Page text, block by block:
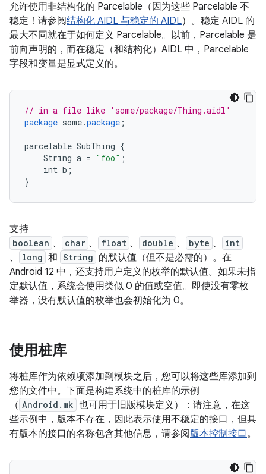
允许使用非结构化的 Parcelable（因为这些 Parcelable 不
稳定！请参阅结构化 AIDL 与稳定的 AIDL）。稳定 AIDL 的
最大不同就在于如何定义 Parcelable。以前，Parcelable 是
前向声明的，而在稳定（和结构化）AIDL 中，Parcelable
字段和变量是显式定义的。
// in a file like 'some/package/Thing.aidl'
package some.package ;
parcelable SubThing {
String a = "foo" ;
int b ;
}
支持
boolean 、 char 、 float 、 double 、 byte 、 int
、 long 和 String 的默认值（但不是必需的）。在
Android 12 中，还支持用户定义的枚举的默认值。如果未指
定默认值，系统会使用类似 0 的值或空值。即使没有零枚
举器，没有默认值的枚举也会初始化为 0。
使用桩库
将桩库作为依赖项添加到模块之后，您可以将这些库添加到
您的文件中。下面是构建系统中的桩库的示例
（ Android.mk 也可用于旧版模块定义）：请注意，在这
些示例中，版本不存在，因此表示使用不稳定的接口，但具
有版本的接口的名称包含其他信息，请参阅版本控制接口。